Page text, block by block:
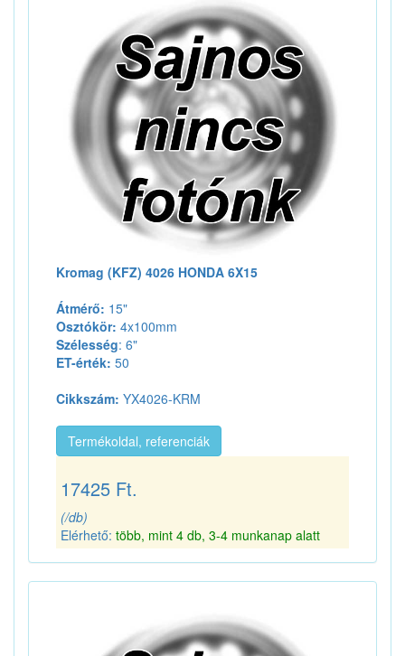
Kromag (KFZ) 4026 HONDA 6X15
Átmérő: 15"
Osztókör: 4x100mm
Szélesség: 6"
ET-érték: 50
Cikkszám: YX4026-KRM
Termékoldal, referenciák
17425 Ft.
(/db)
Elérhető: több, mint 4 db, 3-4 munkanap alatt